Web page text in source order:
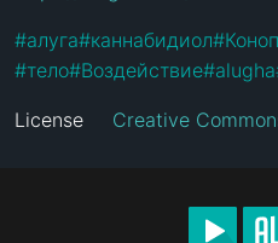
#алуга#каннабидиол#
#тело#Воздействие#alugha
License Creative